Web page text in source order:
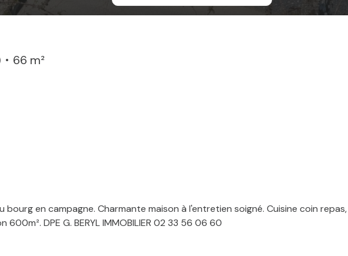
66 m²
bourg en campagne. Charmante maison à l'entretien soigné. Cuisine coin
DPE G. BERYL IMMOBILIER 02 33 56 06 60